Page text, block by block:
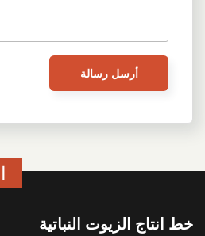
خط انتاج الزيوت النباتية